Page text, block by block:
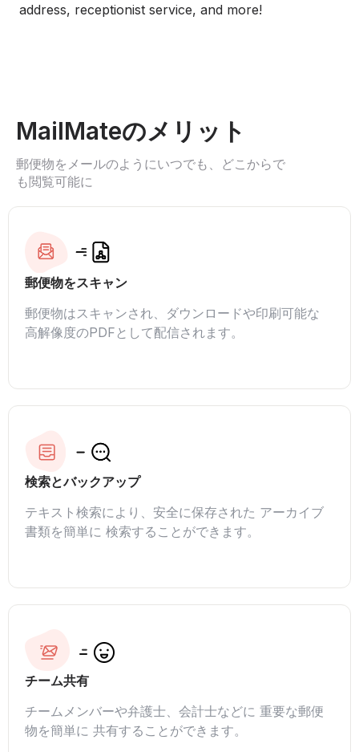
address, receptionist service, and more!
MailMateのメリット
郵便物をメールのようにいつでも、どこからで
も閲覧可能に
郵便物をスキャン
郵便物はスキャンされ、ダウンロードや印刷可能な
高解像度のPDFとして配信されます。
検索とバックアップ
テキスト検索により、安全に保存された アーカイブ
書類を簡単に 検索することができます。
チーム共有
チームメンバーや弁護士、会計士などに 重要な郵便
物を簡単に 共有することができます。